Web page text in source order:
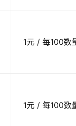
1元 / 每100数
1元 / 每100数